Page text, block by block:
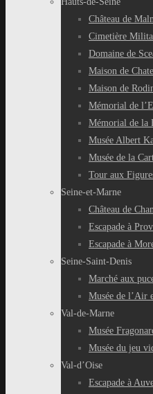
Château de
Cimetière
Domaine de
Maison de
Maison de
Mémorial de
Mémorial de la
Musée Albert
Musée de la
Tour aux
Seine-et-Marne
Château de
Escapade à
Escapade à
Seine-Saint-Denis
Marché aux
Musée de l’Air
Val-de-Marne
Musée
Musée du jeu
Val-d’Oise
Escapade à